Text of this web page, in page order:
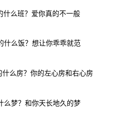
什么班？爱你真的不一般
什么饭？想让你乖乖就范
么房？你的左心房和右心房
么梦？和你天长地久的梦